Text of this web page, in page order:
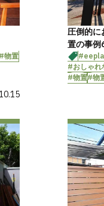
物置
圧倒的に
置の事例
#おしゃれ
#物置#物